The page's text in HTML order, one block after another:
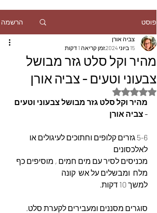
פוסט הרשמה
מהיר וקל סלט גזר מבושל
צבעוני וטעים - צביה אורן
צביה אורן
15 ביוני 2024
זמן קריאה 1 דקות
דירוג של NaN מתוך 5 כוכבים
מהיר וקל סלט גזר מבושל צבעוני וטעים
- צביה אורן
5-6 גזרים קלופים וחתוכים לעיגולים או
לאלכסונים
מכניסים לסיר עם מים חמים , מוסיפים כף
מלח  ומבשלים על אש  קונה
למשך 10 דקות.
סוגרים מסננים ומעבירים לקערת סלט.